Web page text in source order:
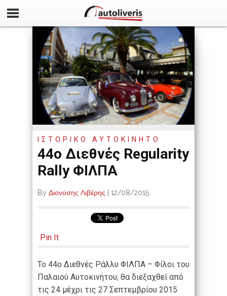
ΙΣΤΟΡΙΚΟ ΑΥΤΟΚΙΝΗΤΟ
44ο Διεθνές Regularity
Rally ΦΙΛΠΑ
By Διονύσης Λιβέρης 12/08/2015
Pin It
Το 44ο Διεθνές Ράλλυ ΦΙΛΠΑ – Φίλοι του
Παλαιού Αυτοκινήτου, θα διεξαχθεί από
τις 24 μέχρι τις 27 Σεπτεμβρίου 2015